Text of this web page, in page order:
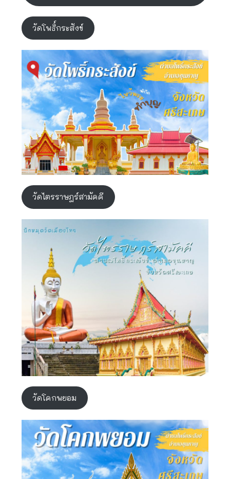
วัดโพธิ์กระสังข์
วัดไตรราษฎร์สามัคคี
วัดโคกพยอม